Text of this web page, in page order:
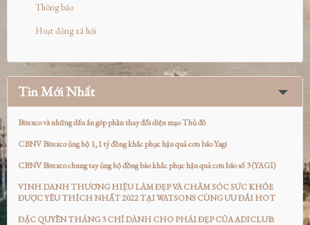
Thông báo
Hoạt động xã hội
Tin Mới Nhất
Bitexco và những dấu ấn góp phần thay đổi diện mạo Thủ đô
CBNV Bitexco ủng hộ 1,1 tỷ đồng khắc phục hậu quả cơn bão Yagi
CBNV Bitexco chung tay ủng hộ đồng bào khắc phục hậu quả cơn bão số 3 (YAGI)
VINH DANH THƯƠNG HIỆU LÀM ĐẸP VÀ CHĂM SÓC SỨC KHỎE
ĐƯỢC YÊU THÍCH NHẤT 2022 TẠI WATSONS CÙNG ƯU ĐÃI HOT
ĐẶC QUYỀN THÁNG 3 CHỈ DÀNH CHO PHÁI ĐẸP CỦA ADICLUB: